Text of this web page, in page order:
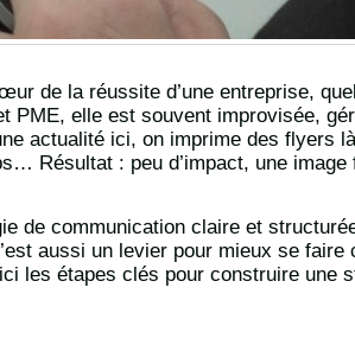
de la réussite d’une entreprise,
PME, elle est souvent improvisée,
actualité ici, on imprime des flyers
Résultat : peu d’impact, une
de communication claire et
aussi un levier pour mieux se
les étapes clés pour construire une